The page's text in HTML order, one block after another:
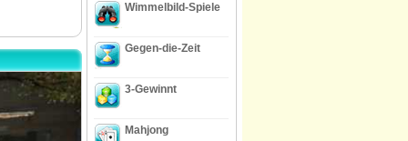
Wimmelbild-Spiele
Gegen-die-Zeit
3-Gewinnt
Mahjong